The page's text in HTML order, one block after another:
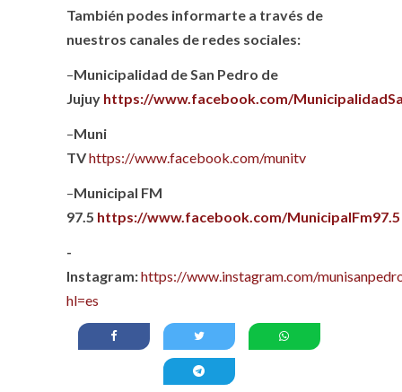
También podes informarte a través de
nuestros canales de redes sociales:
–Municipalidad de San Pedro de
Jujuy https://www.facebook.com/
–Muni
TVhttps://www.facebook.com/munitv
–Municipal FM
97.5 https://www.facebook.com/MunicipalFm97.5
-
Instagram:https://www.instagram.com/
hl=es